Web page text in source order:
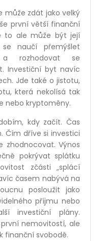
může zdát jako velký
první větší finanční
to ale může být její
naučí přemýšlet
a rozhodovat se
Investiční byt navíc
Jde také o jistotu,
která nekolísá tak
nebo kryptoměny.
kdy začít. Čas
Čím dříve si investici
Výnos
pokrývat splátku
zčásti „splácí
časem nabývá na
posloužit jako
příjmu nebo
investiční plány.
nemovitostí, ale
finanční svobodě.